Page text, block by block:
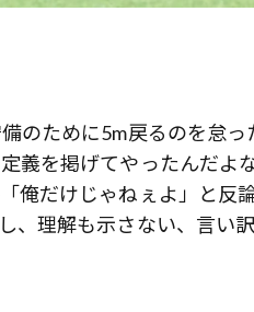
のために5m戻るのを怠
義を掲げてやったんだよ
俺だけじゃねぇよ」と反
、理解も示さない、言い